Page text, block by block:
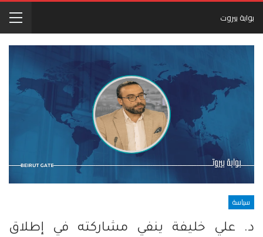
بوابة بيروت
سياسة
د. علي خليفة ينفي مشاركته في إطلاق